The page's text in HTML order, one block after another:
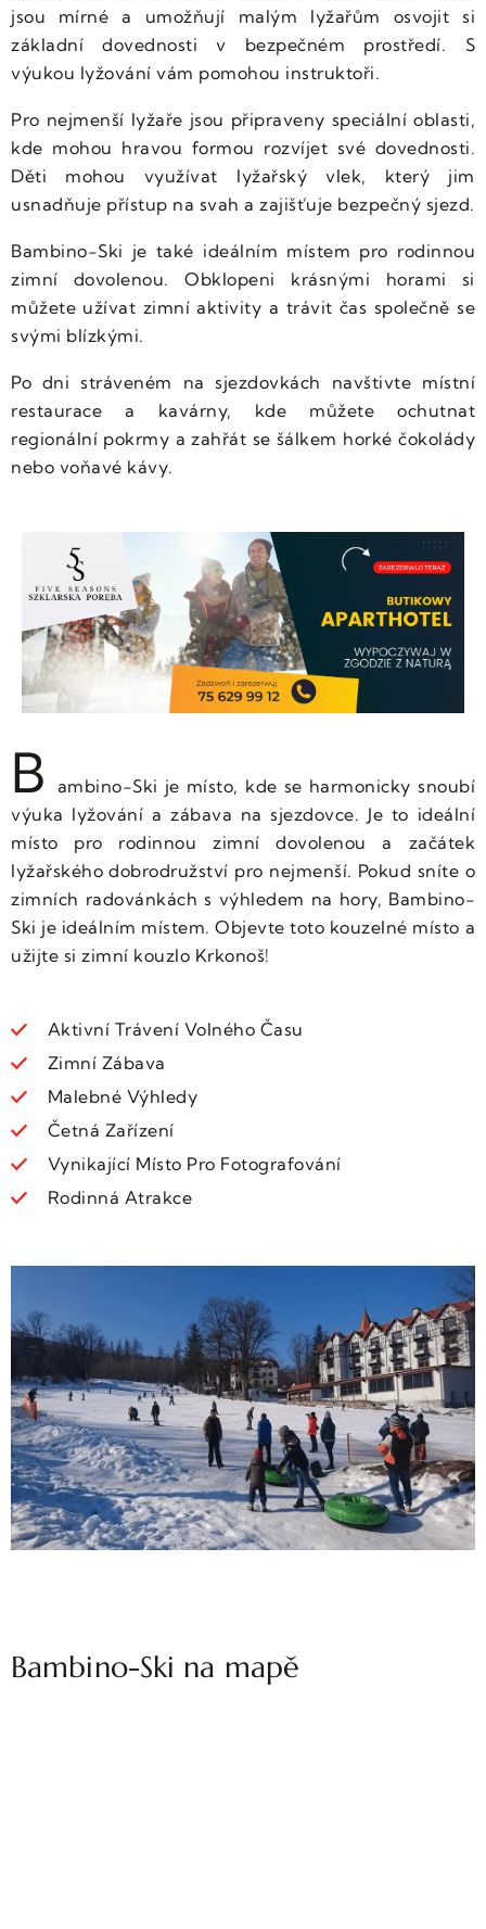
jsou mírné a umožňují malým lyžařům osvojit si
základní dovednosti v bezpečném prostředí. S
výukou lyžování vám pomohou instruktoři.
Pro nejmenší lyžaře jsou připraveny speciální oblasti,
kde mohou hravou formou rozvíjet své dovednosti.
Děti mohou využívat lyžařský vlek, který jim
usnadňuje přístup na svah a zajišťuje bezpečný sjezd.
Bambino-Ski je také ideálním místem pro rodinnou
zimní dovolenou. Obklopeni krásnými horami si
můžete užívat zimní aktivity a trávit čas společně se
svými blízkými.
Po dni stráveném na sjezdovkách navštivte místní
restaurace a kavárny, kde můžete ochutnat
regionální pokrmy a zahřát se šálkem horké čokolády
nebo voňavé kávy.
B
ambino-Ski je místo, kde se harmonicky snoubí
výuka lyžování a zábava na sjezdovce. Je to ideální
místo pro rodinnou zimní dovolenou a začátek
lyžařského dobrodružství pro nejmenší. Pokud sníte o
zimních radovánkách s výhledem na hory, Bambino-
Ski je ideálním místem. Objevte toto kouzelné místo a
užijte si zimní kouzlo Krkonoš!
Aktivní Trávení Volného Času
Zimní Zábava
Malebné Výhledy
Četná Zařízení
Vynikající Místo Pro Fotografování
Rodinná Atrakce
Bambino-Ski na mapě